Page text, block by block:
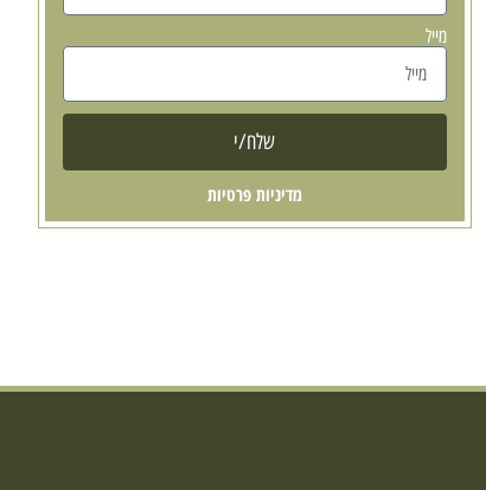
מייל
שלח/י
מדיניות פרטיות